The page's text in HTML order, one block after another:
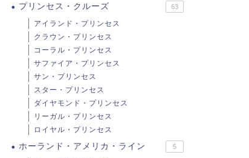
プリンセス・クルーズ 63
アイランド・プリンセス
クラウン・プリンセス
コーラル・プリンセス
サファイア・プリンセス
サン・プリンセス
スター・プリンセス
ダイヤモンド・プリンセス
リーガル・プリンセス
ロイヤル・プリンセス
ホーランド・アメリカ・ライン 5